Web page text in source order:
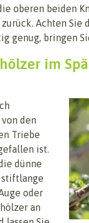
oberen beiden
Achten Sie
genug, bringen
im
den
Triebe
ist.
dünne
oder
an